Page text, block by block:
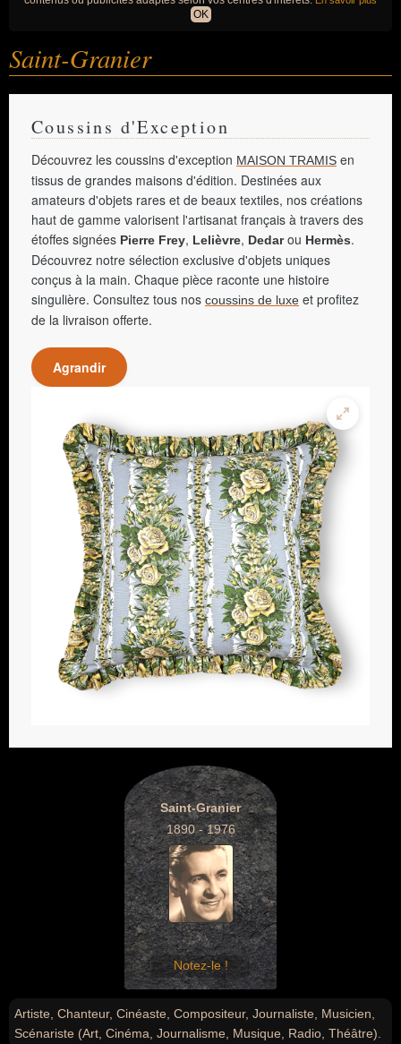
OK
Saint-Granier
Coussins d'Exception
Découvrez les coussins d'exception MAISON TRAMIS en
tissus de grandes maisons d'édition. Destinées aux
amateurs d'objets rares et de beaux textiles, nos créations
haut de gamme valorisent l'artisanat français à travers des
étoffes signées Pierre Frey, Lelièvre, Dedarou Hermès.
Découvrez notre sélection exclusive d'objets uniques
conçus à la main. Chaque pièce raconte une histoire
singulière. Consultez tous nos coussins de luxe et profitez
de la livraison offerte.
Agrandir
Saint-Granier
1890 - 1976
Notez-le !
Artiste, Chanteur, Cinéaste, Compositeur, Journaliste, Musicien,
Scénariste (Art, Cinéma, Journalisme, Musique, Radio, Théâtre).